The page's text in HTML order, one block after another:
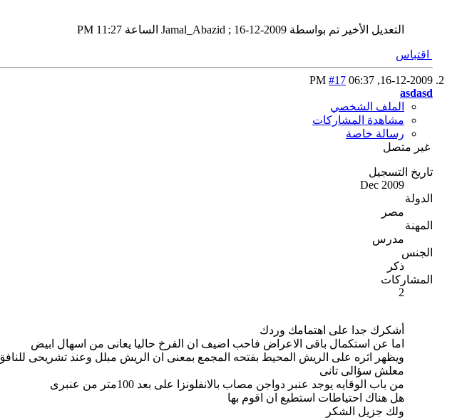
التعديل الأخير تم بواسطة Jamal_Abazid ; 16-12-2009 الساعة 11:27 PM
اقتباس
16-12-2009,
06:37 PM
#17
asdasd
الملف الشخصي
مشاهدة المشاركات
رسالة خاصة
غير متصل
تاريخ التسجيل
Dec 2009
الدولة
مصر
المهنة
مدرس
الجنس
ذكر
المشاركات
2
أشكرك جدا على اهتمامك وردك
اما عن استكمال باقى الاعراض فاحب اضيف ان الفرخ حاليا يعانى من اسهال ابيض
ويظهر اثره على الريش المحيط بفتحه المجمع بمعنى ان الريش مبلل وعند تشريحى
معلش سؤالى تانى
من باب الوقايه يوجد عنبر دواجن مصاب بالانفلونزا على بعد 100متر من عنبرى
هل هناك احتياطات استطيع ان اقوم بها
ولك جزيل الشكر